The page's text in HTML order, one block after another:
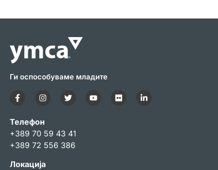
Ги оспособуваме младите
Телефон
+389 70 59 43 41
+389 72 556 386
Локација